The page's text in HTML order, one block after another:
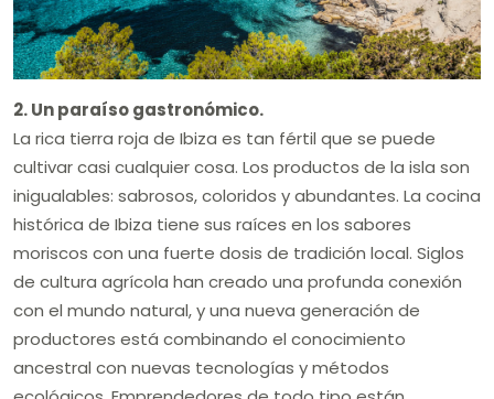
2. Un paraíso gastronómico.
La rica tierra roja de Ibiza es tan fértil que se puede
cultivar casi cualquier cosa. Los productos de la isla son
inigualables: sabrosos, coloridos y abundantes. La cocina
histórica de Ibiza tiene sus raíces en los sabores
moriscos con una fuerte dosis de tradición local. Siglos
de cultura agrícola han creado una profunda conexión
con el mundo natural, y una nueva generación de
productores está combinando el conocimiento
ancestral con nuevas tecnologías y métodos